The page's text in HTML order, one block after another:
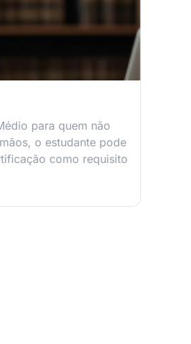
para quem não
o estudante pode
como requisito